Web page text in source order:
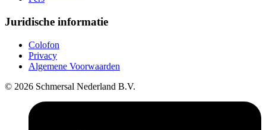
Juridische informatie
Colofon
Privacy
Algemene Voorwaarden
© 2026 Schmersal Nederland B.V.